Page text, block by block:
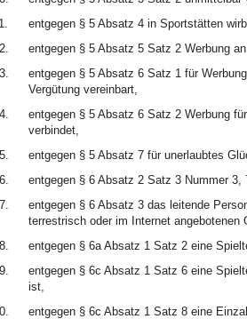
entgegen § 5 Absatz 4 in Sportstätten
entgegen § 5 Absatz 5 Satz 2 Werbung
entgegen § 5 Absatz 6 Satz 1 für
Vergütung vereinbart,
entgegen § 5 Absatz 6 Satz 2 Werbung
verbindet,
entgegen § 5 Absatz 7 für unerlaubtes
entgegen § 6 Absatz 2 Satz 3 Nummer
entgegen § 6 Absatz 3 das leitende
terrestrisch oder im Internet
entgegen § 6a Absatz 1 Satz 2 eine
entgegen § 6c Absatz 1 Satz 6 eine
ist,
entgegen § 6c Absatz 1 Satz 8 eine